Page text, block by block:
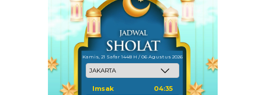
Kamis, 21 Safar 1448 H / 06 Agustus 2026
Imsak 04:35